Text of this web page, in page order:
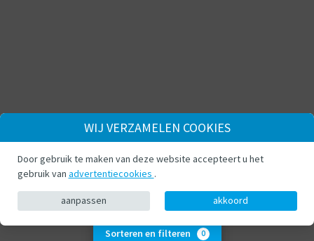
Sorteren en filteren 0
WIJ VERZAMELEN COOKIES
Door gebruik te maken van deze website accepteert u het
gebruik van advertentiecookies .
aanpassen akkoord